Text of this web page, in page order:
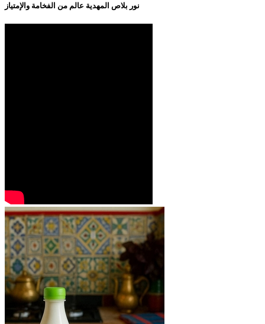
نور بلاص المهدية عالم من الفخامة والإمتياز